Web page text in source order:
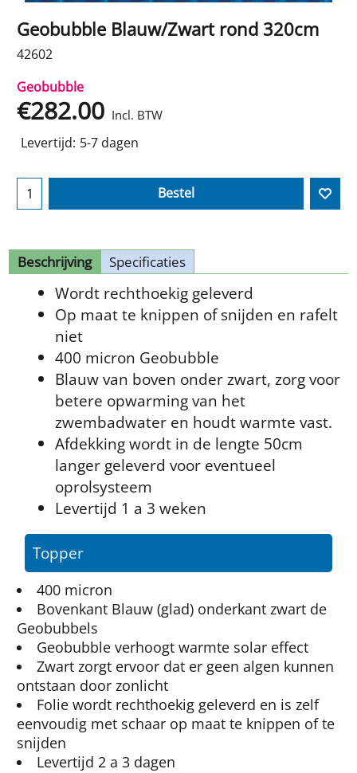
Geobubble Blauw/Zwart rond 320cm
42602
Geobubble
€282.00 Incl. BTW
Levertijd: 5-7 dagen
Bestel
Beschrijving Specificaties
Wordt rechthoekig geleverd
Op maat te knippen of snijden en rafelt
niet
400 micron Geobubble
Blauw van boven onder zwart, zorg voor
betere opwarming van het
zwembadwater en houdt warmte vast.
Afdekking wordt in de lengte 50cm
langer geleverd voor eventueel
oprolsysteem
Levertijd 1 a 3 weken
Topper
400 micron
Bovenkant Blauw (glad) onderkant zwart de
Geobubbels
Geobubble verhoogt warmte solar effect
Zwart zorgt ervoor dat er geen algen kunnen
ontstaan door zonlicht
Folie wordt rechthoekig geleverd en is zelf
eenvoudig met schaar op maat te knippen of te
snijden
Levertijd 2 a 3 dagen